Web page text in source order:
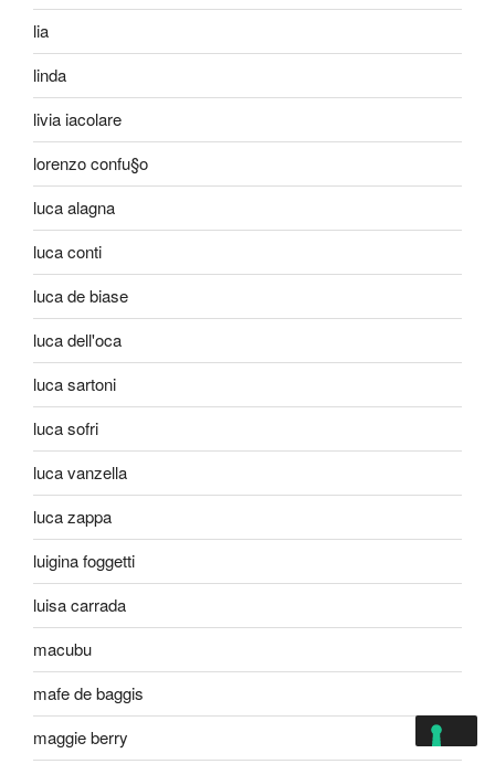
lia
linda
livia iacolare
lorenzo confu§o
luca alagna
luca conti
luca de biase
luca dell'oca
luca sartoni
luca sofri
luca vanzella
luca zappa
luigina foggetti
luisa carrada
macubu
mafe de baggis
maggie berry